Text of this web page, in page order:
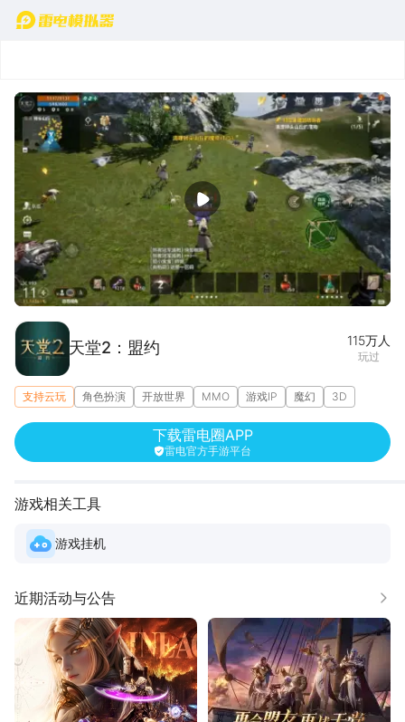
首页
实机演示 宣传片 图集(1/5)
天堂2：盟约 115万人
玩过
支持云玩 角色扮演 开放世界 MMO 游戏IP 魔幻
3D
下载雷电圈APP
雷电官方手游平台
游戏相关工具
游戏挂机
近期活动与公告 更多